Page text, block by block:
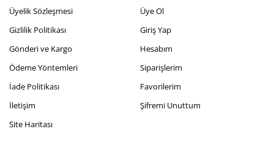
Üyelik Sözleşmesi
Gizlilik Politikası
Gönderi ve Kargo
Ödeme Yöntemleri
İade Politikası
İletişim
Site Haritası
Üye Ol
Giriş Yap
Hesabım
Siparişlerim
Favorilerim
Şifremi Unuttum